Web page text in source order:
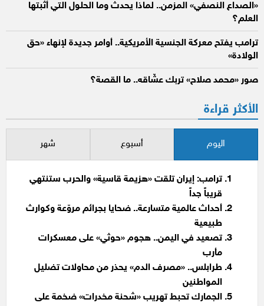
«الصداع النصفي» المزمن.. لماذا يحدث وما الحلول التي أثبتها
العلم؟
ترامب يفتح معركة الجنسية الأمريكية.. أوامر جديدة لإنهاء «حق
الولادة»
صور «محمد صلاح» تربك عشّاقه.. ما القصة؟
الأكثر قراءة
اليوم أسبوع شهر
ترامب: إيران تلقت «هزيمة قاسية» والحرب ستنتهي
قريباً جداً
أحداث عالمية متسارعة.. ضحايا بجرائم مروّعة وكوارث
طبيعية
تصعيد في اليمن.. هجوم «حوثي» على معسكرات
مأرب
طرابلس.. «مصرف الدم» يحذر من محاولات تضليل
المواطنين
الجمارك تحبط تهريب «شحنة مخدرات» ضخمة على